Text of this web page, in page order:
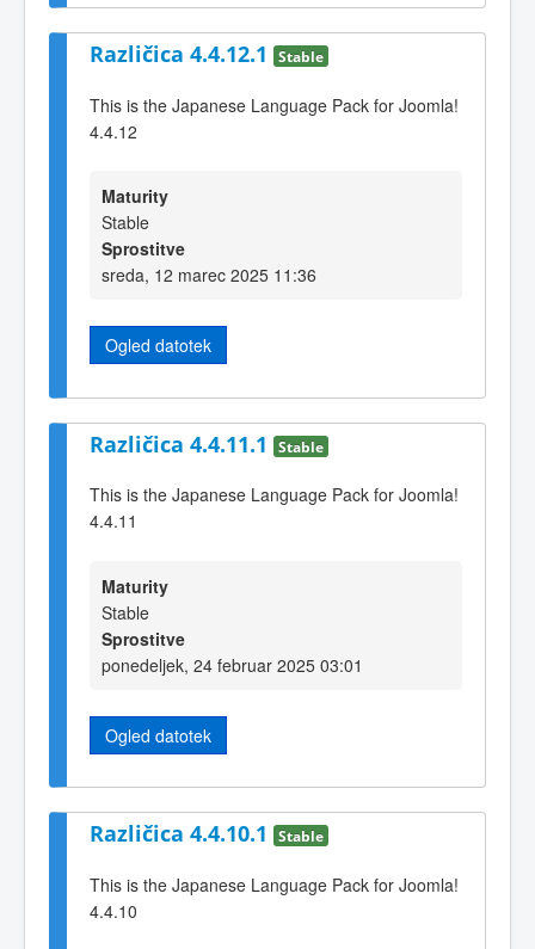
Različica 4.4.12.1 Stable
This is the Japanese Language Pack for Joomla!
4.4.12
Maturity
Stable
Sprostitve
sreda, 12 marec 2025 11:36
Ogled datotek
Različica 4.4.11.1 Stable
This is the Japanese Language Pack for Joomla!
4.4.11
Maturity
Stable
Sprostitve
ponedeljek, 24 februar 2025 03:01
Ogled datotek
Različica 4.4.10.1 Stable
This is the Japanese Language Pack for Joomla!
4.4.10